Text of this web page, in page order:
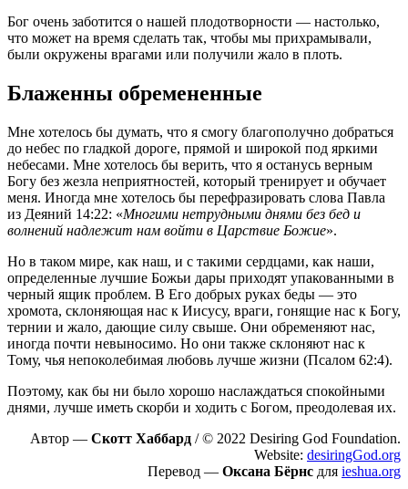
Бог очень заботится о нашей плодотворности — настолько,
что может на время сделать так, чтобы мы прихрамывали,
были окружены врагами или получили жало в плоть.
Блаженны обремененные
Мне хотелось бы думать, что я смогу благополучно добраться
до небес по гладкой дороге, прямой и широкой под яркими
небесами. Мне хотелось бы верить, что я останусь верным
Богу без жезла неприятностей, который тренирует и обучает
меня. Иногда мне хотелось бы перефразировать слова Павла
из Деяний 14:22: «Многими нетрудными днями без бед и
волнений надлежит нам войти в Царствие Божие».
Но в таком мире, как наш, и с такими сердцами, как наши,
определенные лучшие Божьи дары приходят упакованными в
черный ящик проблем. В Его добрых руках беды — это
хромота, склоняющая нас к Иисусу, враги, гонящие нас к Богу,
тернии и жало, дающие силу свыше. Они обременяют нас,
иногда почти невыносимо. Но они также склоняют нас к
Тому, чья непоколебимая любовь лучше жизни (Псалом 62:4).
Поэтому, как бы ни было хорошо наслаждаться спокойными
днями, лучше иметь скорби и ходить с Богом, преодолевая их.
Автор — Скотт Хаббард / © 2022 Desiring God Foundation.
Website: desiringGod.org
Перевод — Оксана Бёрнс для ieshua.org